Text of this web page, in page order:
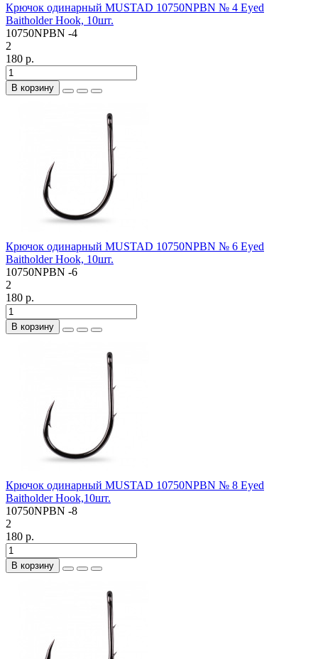
Крючок одинарный MUSTAD 10750NPBN № 4 Eyed
Baitholder Hook, 10шт.
10750NPBN -4
2
180 р.
В корзину
Крючок одинарный MUSTAD 10750NPBN № 6 Eyed
Baitholder Hook, 10шт.
10750NPBN -6
2
180 р.
В корзину
Крючок одинарный MUSTAD 10750NPBN № 8 Eyed
Baitholder Hook,10шт.
10750NPBN -8
2
180 р.
В корзину